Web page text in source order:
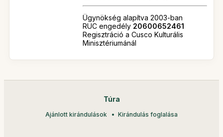
Ügynökség alapítva 2003-ban
RUC engedély 20600652461
Regisztráció a Cusco Kulturális
Minisztériumánál
Túra
Ajánlott kirándulások Kirándulás foglalása